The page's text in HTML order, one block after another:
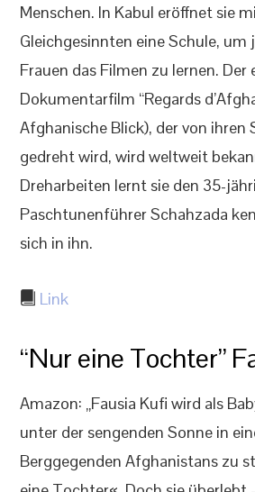
Menschen. In Kabul eröffnet sie
Gleichgesinnten eine Schule,
Frauen das Filmen zu lernen. Der
Dokumentarfilm “Regards
Afghanische Blick), der von ihren
gedreht wird, wird weltweit
Dreharbeiten lernt sie den 35-
Paschtunenführer Schahzada
sich in ihn.
Link
“Nur eine Tochter”
Amazon: „Fausia Kufi wird als
unter der sengenden Sonne in
Berggegenden Afghanistans zu